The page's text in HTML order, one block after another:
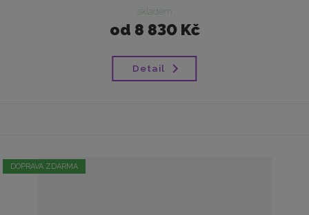
skladem
od 8 830 Kč
Detail
DOPRAVA ZDARMA